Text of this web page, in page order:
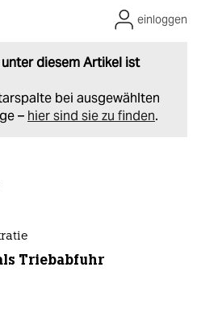
diesem Artikel ist
bei ausgewählten
– hier sind sie zu finden.
einloggen
Triebabfuhr